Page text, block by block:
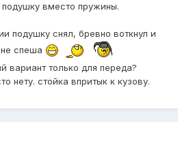
вместо пружины.
подушку снял, бревно воткнул и
спеша
вариант только для переда?
нету. стойка впритык к кузову.